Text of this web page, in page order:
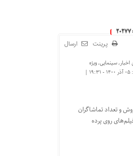
ارسال پرینت
,سینمایی,ویژه
|
و تعداد تماشاگران
روی پرده